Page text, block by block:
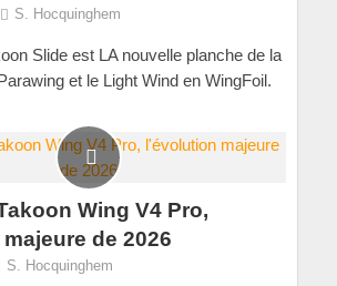
S. Hocquinghem
Slide est LA nouvelle planche de la
et le Light Wind en WingFoil.
Wing V4 Pro,
majeure de 2026
S. Hocquinghem